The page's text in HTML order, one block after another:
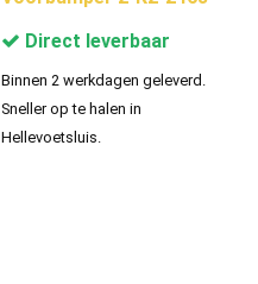
Direct leverbaar
Binnen 2 werkdagen geleverd.
Sneller op te halen in
Hellevoetsluis.